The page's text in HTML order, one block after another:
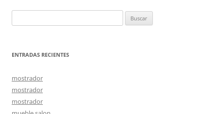
ENTRADAS RECIENTES
mostrador
mostrador
mostrador